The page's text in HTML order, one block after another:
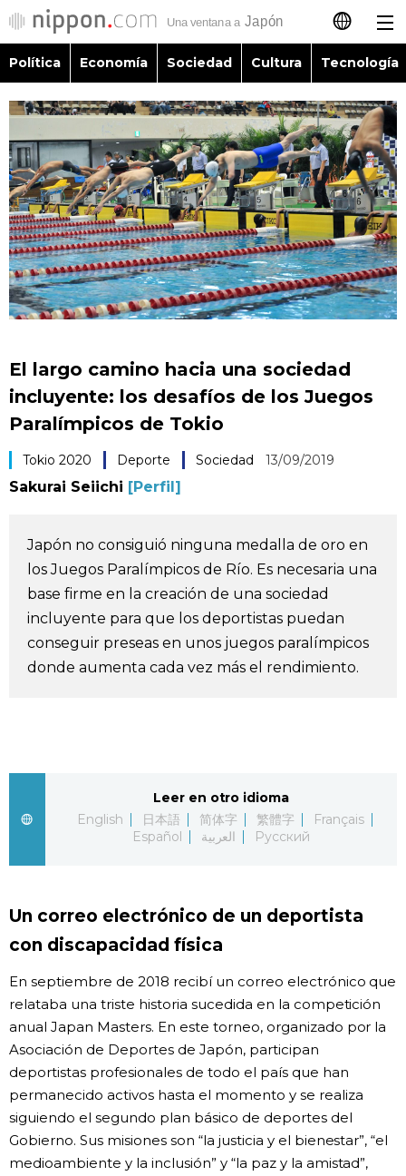
日本語
English
简体字
繁體字
Français
العربية
Política
Economía
Sociedad
Tecnología
Vida
Guía de Japón
Vídeos e imágenes
En profundidad
Más
Fragmentos de Japón
Tokio
Avisos
Política Economía Sociedad Cultura Tecnología
El largo camino hacia una sociedad
incluyente: los desafíos de los Juegos
Paralímpicos de Tokio
Tokio 2020 Deporte Sociedad 13/09/2019
Sakurai Seiichi [Perfil]
Japón no consiguió ninguna medalla de oro en
los Juegos Paralímpicos de Río. Es necesaria una
base firme en la creación de una sociedad
incluyente para que los deportistas puedan
conseguir preseas en unos juegos paralímpicos
donde aumenta cada vez más el rendimiento.
Leer en otro idioma
English
日本語 简体字 繁體字
Français
Español
العربية Русский
Un correo electrónico de un deportista
con discapacidad física
En septiembre de 2018 recibí un correo electrónico que
relataba una triste historia sucedida en la competición
anual Japan Masters. En este torneo, organizado por la
Asociación de Deportes de Japón, participan
deportistas profesionales de todo el país que han
permanecido activos hasta el momento y se realiza
siguiendo el segundo plan básico de deportes del
Gobierno. Sus misiones son “la justicia y el bienestar”, “el
medioambiente y la inclusión” y “la paz y la amistad”,